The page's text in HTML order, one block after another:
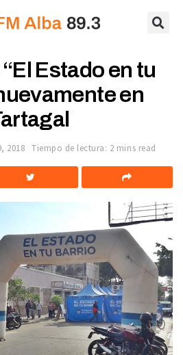
Estado en tu
en
2018 Tiempo de lectura: 2 mins read